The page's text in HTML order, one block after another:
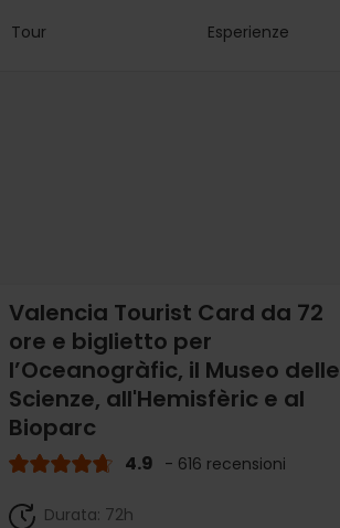
Tour Esperienze
Valencia Tourist Card da 72
ore e biglietto per
l’Oceanogràfic, il Museo delle
Scienze, all'Hemisfèric e al
Bioparc
4.9 - 616 recensioni
Durata: 72h